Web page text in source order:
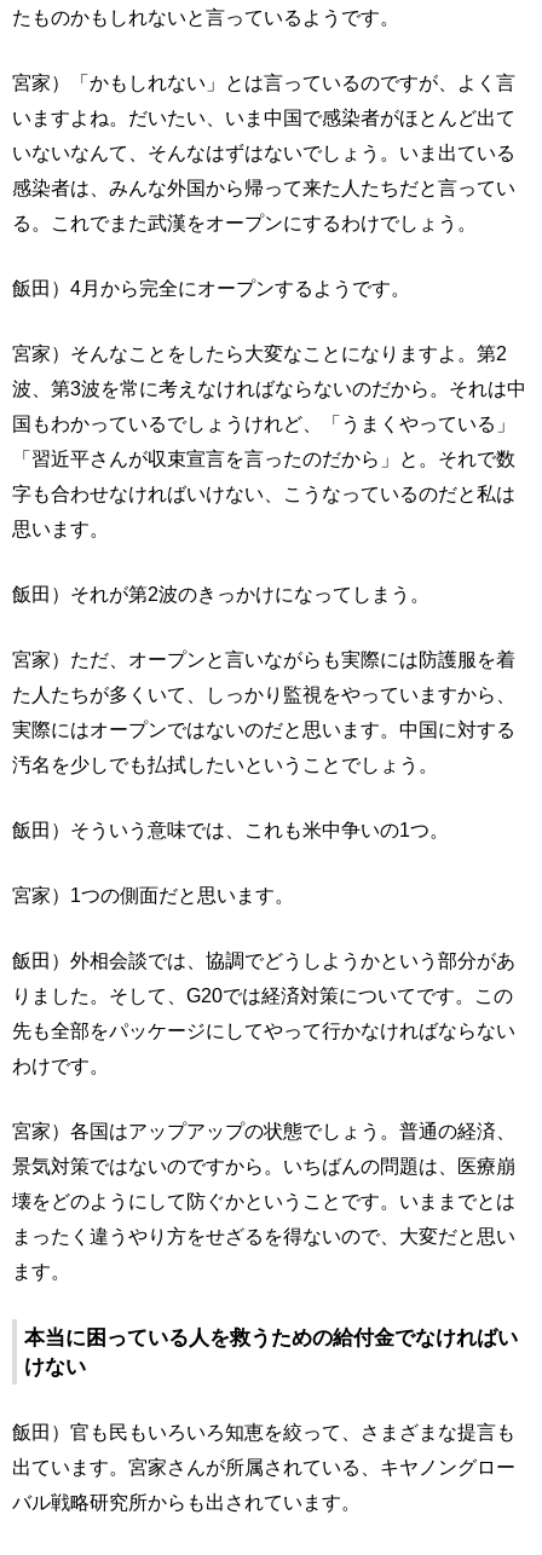
たものかもしれないと言っているようです。
宮家）「かもしれない」とは言っているのですが、よく言
いますよね。だいたい、いま中国で感染者がほとんど出て
いないなんて、そんなはずはないでしょう。いま出ている
感染者は、みんな外国から帰って来た人たちだと言ってい
る。これでまた武漢をオープンにするわけでしょう。
飯田）4月から完全にオープンするようです。
宮家）そんなことをしたら大変なことになりますよ。第2
波、第3波を常に考えなければならないのだから。それは中
国もわかっているでしょうけれど、「うまくやっている」
「習近平さんが収束宣言を言ったのだから」と。それで数
字も合わせなければいけない、こうなっているのだと私は
思います。
飯田）それが第2波のきっかけになってしまう。
宮家）ただ、オープンと言いながらも実際には防護服を着
た人たちが多くいて、しっかり監視をやっていますから、
実際にはオープンではないのだと思います。中国に対する
汚名を少しでも払拭したいということでしょう。
飯田）そういう意味では、これも米中争いの1つ。
宮家）1つの側面だと思います。
飯田）外相会談では、協調でどうしようかという部分があ
りました。そして、G20では経済対策についてです。この
先も全部をパッケージにしてやって行かなければならない
わけです。
宮家）各国はアップアップの状態でしょう。普通の経済、
景気対策ではないのですから。いちばんの問題は、医療崩
壊をどのようにして防ぐかということです。いままでとは
まったく違うやり方をせざるを得ないので、大変だと思い
ます。
本当に困っている人を救うための給付金でなければい
けない
飯田）官も民もいろいろ知恵を絞って、さまざまな提言も
出ています。宮家さんが所属されている、キヤノングロー
バル戦略研究所からも出されています。